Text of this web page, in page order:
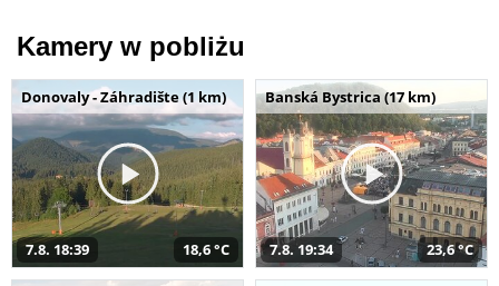
Kamery w pobliżu
Donovaly - Záhradište (1 km)
7.8. 18:39 18,6 °C
Banská Bystrica (17 km)
7.8. 19:34 23,6 °C